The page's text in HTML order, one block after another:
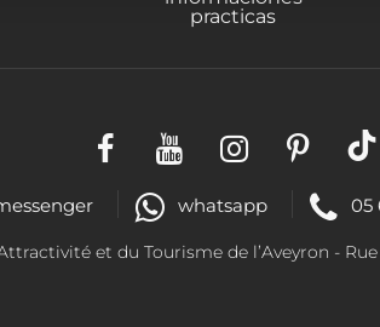
practicas
whatsapp 05
et du Tourisme de l’Aveyron - R